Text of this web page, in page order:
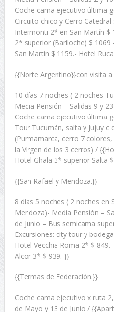
Coche cama ejecutivo última
Circuito chico y Cerro
Intermonti 2* en San Martín $
2* superior (Bariloche) $
San Martín $ 1159.- Hotel
{{Norte Argentino}}con visita a
10 días 7 noches ( 2 noches
Media Pensión – Salidas 9 y
Coche cama ejecutivo última
Tour Tucumán, salta y Jujuy c
(Purmamarca, cerro 7
la Virgen de los 3 cerros) /
Hotel Ghala 3* superior Salta
{{San Rafael y Mendoza.}}
8 días 5 noches ( 2 noches en
Mendoza)- Media Pensión –
de Junio – Bus semicama
Excursiones: city tour y
Hotel Vecchia Roma 2* $
Alcor 3* $ 939.-}}
{{Termas de Federación.}}
Coche cama ejecutivo x ruta
de Mayo y 13 de Junio /